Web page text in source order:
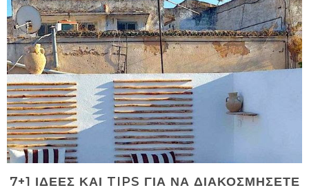
7+1 ΙΔΕΕΣ ΚΑΙ TIPS ΓΙΑ ΝΑ ΔΙΑΚΟΣΜΗΣΕΤΕ